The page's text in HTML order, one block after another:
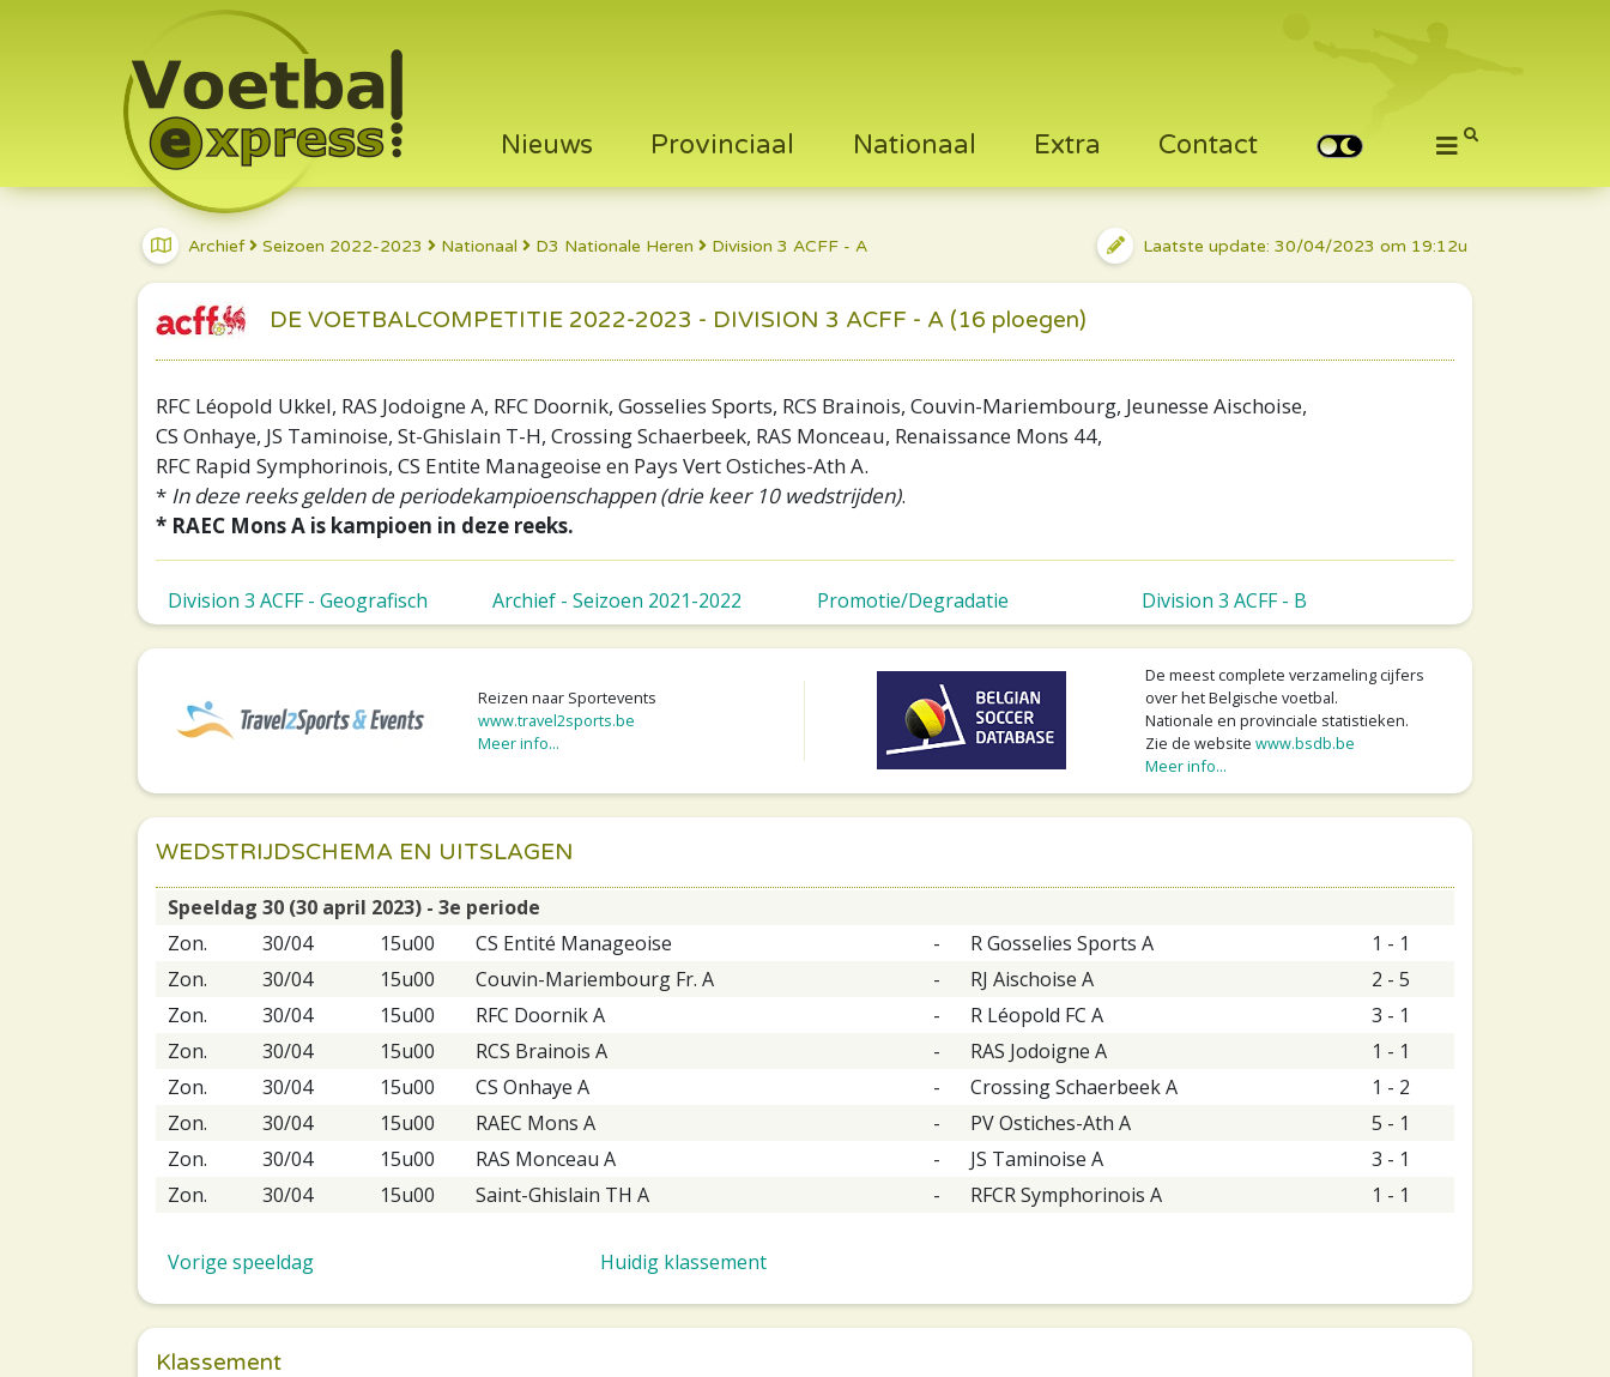
Nieuws Provinciaal Nationaal Extra Contact
Archief Seizoen 2022-2023 Nationaal D3 Nationale Heren Division 3 ACFF - A Laatste update: 30/04/2023 om 19:12u
DE VOETBALCOMPETITIE 2022-2023 - DIVISION 3 ACFF - A (16 ploegen)
RFC Léopold Ukkel, RAS Jodoigne A, RFC Doornik, Gosselies Sports, RCS Brainois, Couvin-Mariembourg, Jeunesse Aischoise,
CS Onhaye, JS Taminoise, St-Ghislain T-H, Crossing Schaerbeek, RAS Monceau, Renaissance Mons 44,
RFC Rapid Symphorinois, CS Entite Manageoise en Pays Vert Ostiches-Ath A.
* In deze reeks gelden de periodekampioenschappen (drie keer 10 wedstrijden).
* RAEC Mons A is kampioen in deze reeks.
Division 3 ACFF - Geografisch Archief - Seizoen 2021-2022 Promotie/Degradatie Division 3 ACFF - B
Reizen naar Sportevents
www.travel2sports.be
Meer info...
De meest complete verzameling cijfers
over het Belgische voetbal.
Nationale en provinciale statistieken.
Zie de website www.bsdb.be
Meer info...
WEDSTRIJDSCHEMA EN UITSLAGEN
Speeldag 30 (30 april 2023) - 3e periode
Zon.
30/04 15u00 CS Entité Manageoise - R Gosselies Sports A
1 - 1
Zon.
30/04 15u00 Couvin-Mariembourg Fr. A - RJ Aischoise A
2 - 5
Zon.
30/04 15u00 RFC Doornik A - R Léopold FC A
3 - 1
Zon.
30/04 15u00 RCS Brainois A - RAS Jodoigne A
1 - 1
Zon.
30/04 15u00 CS Onhaye A - Crossing Schaerbeek A
1 - 2
Zon.
30/04 15u00 RAEC Mons A - PV Ostiches-Ath A
5 - 1
Zon.
30/04 15u00 RAS Monceau A - JS Taminoise A
3 - 1
Zon.
30/04 15u00 Saint-Ghislain TH A - RFCR Symphorinois A 1 - 1
Vorige speeldag Huidig klassement
Klassement